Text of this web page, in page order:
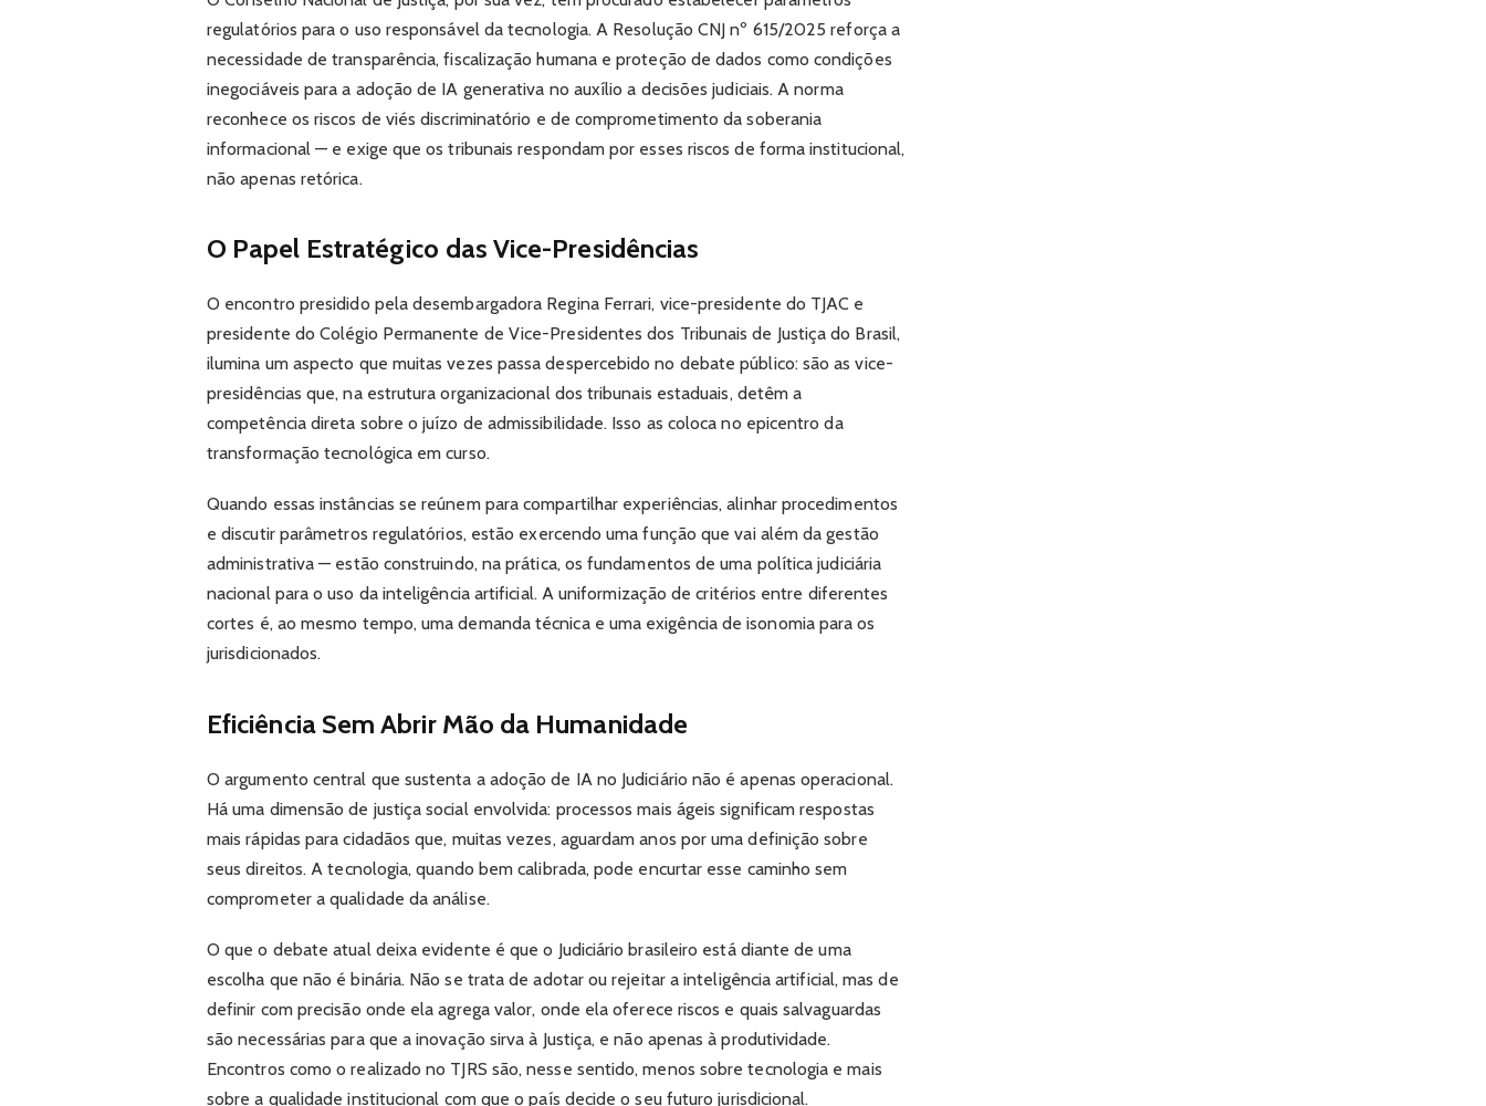
regulatórios para o uso responsável da tecnologia. A Resolução CNJ nº 615/2025 reforça a
necessidade de transparência, fiscalização humana e proteção de dados como condições
inegociáveis para a adoção de IA generativa no auxílio a decisões judiciais. A norma
reconhece os riscos de viés discriminatório e de comprometimento da soberania
informacional — e exige que os tribunais respondam por esses riscos de forma institucional,
não apenas retórica.
O Papel Estratégico das Vice-Presidências
O encontro presidido pela desembargadora Regina Ferrari, vice-presidente do TJAC e
presidente do Colégio Permanente de Vice-Presidentes dos Tribunais de Justiça do Brasil,
ilumina um aspecto que muitas vezes passa despercebido no debate público: são as vice-
presidências que, na estrutura organizacional dos tribunais estaduais, detêm a
competência direta sobre o juízo de admissibilidade. Isso as coloca no epicentro da
transformação tecnológica em curso.
Quando essas instâncias se reúnem para compartilhar experiências, alinhar procedimentos
e discutir parâmetros regulatórios, estão exercendo uma função que vai além da gestão
administrativa — estão construindo, na prática, os fundamentos de uma política judiciária
nacional para o uso da inteligência artificial. A uniformização de critérios entre diferentes
cortes é, ao mesmo tempo, uma demanda técnica e uma exigência de isonomia para os
jurisdicionados.
Eficiência Sem Abrir Mão da Humanidade
O argumento central que sustenta a adoção de IA no Judiciário não é apenas operacional.
Há uma dimensão de justiça social envolvida: processos mais ágeis significam respostas
mais rápidas para cidadãos que, muitas vezes, aguardam anos por uma definição sobre
seus direitos. A tecnologia, quando bem calibrada, pode encurtar esse caminho sem
comprometer a qualidade da análise.
O que o debate atual deixa evidente é que o Judiciário brasileiro está diante de uma
escolha que não é binária. Não se trata de adotar ou rejeitar a inteligência artificial, mas de
definir com precisão onde ela agrega valor, onde ela oferece riscos e quais salvaguardas
são necessárias para que a inovação sirva à Justiça, e não apenas à produtividade.
Encontros como o realizado no TJRS são, nesse sentido, menos sobre tecnologia e mais
sobre a qualidade institucional com que o país decide o seu futuro jurisdicional.